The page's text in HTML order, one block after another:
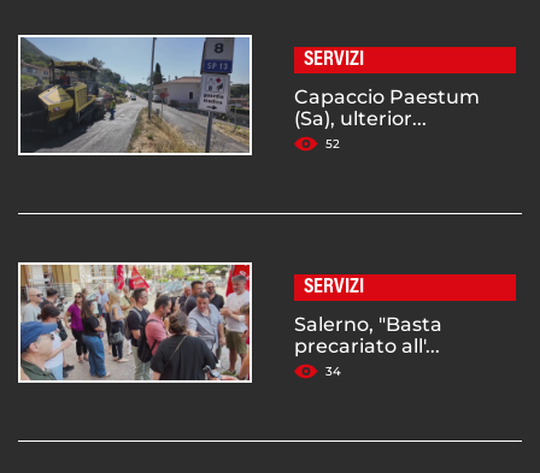
SERVIZI
Capaccio Paestum
(Sa), ulterior...
52
SERVIZI
Salerno, "Basta
precariato all'...
34